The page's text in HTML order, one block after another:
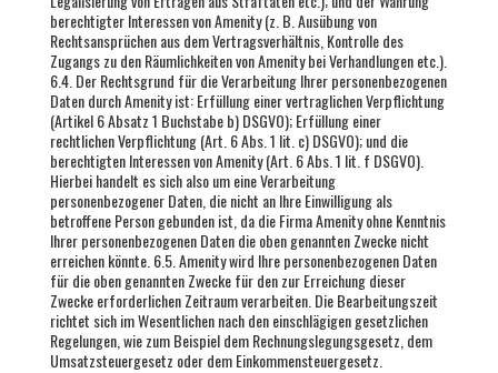
berechtigter Interessen von Amenity (z. B. Ausübung von
Rechtsansprüchen aus dem Vertragsverhältnis, Kontrolle des
Zugangs zu den Räumlichkeiten von Amenity bei Verhandlungen etc.).
6.4. Der Rechtsgrund für die Verarbeitung Ihrer personenbezogenen
Daten durch Amenity ist: Erfüllung einer vertraglichen Verpflichtung
(Artikel 6 Absatz 1 Buchstabe b) DSGVO); Erfüllung einer
rechtlichen Verpflichtung (Art. 6 Abs. 1 lit. c) DSGVO); und die
berechtigten Interessen von Amenity (Art. 6 Abs. 1 lit. f DSGVO).
Hierbei handelt es sich also um eine Verarbeitung
personenbezogener Daten, die nicht an Ihre Einwilligung als
betroffene Person gebunden ist, da die Firma Amenity ohne Kenntnis
Ihrer personenbezogenen Daten die oben genannten Zwecke nicht
erreichen könnte. 6.5. Amenity wird Ihre personenbezogenen Daten
für die oben genannten Zwecke für den zur Erreichung dieser
Zwecke erforderlichen Zeitraum verarbeiten. Die Bearbeitungszeit
richtet sich im Wesentlichen nach den einschlägigen gesetzlichen
Regelungen, wie zum Beispiel dem Rechnungslegungsgesetz, dem
Umsatzsteuergesetz oder dem Einkommensteuergesetz.